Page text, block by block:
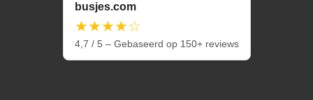
busjes.com
★★★★☆
4,7 / 5 – Gebaseerd op 150+ reviews